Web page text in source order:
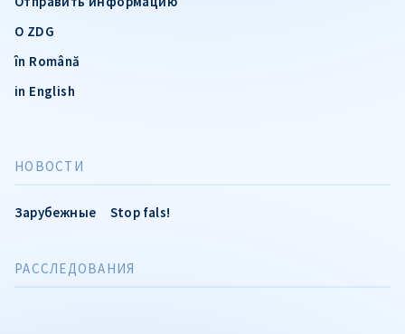
О ZDG
în Română
in English
НОВОСТИ
Зарубежные Stop fals!
РАССЛЕДОВАНИЯ